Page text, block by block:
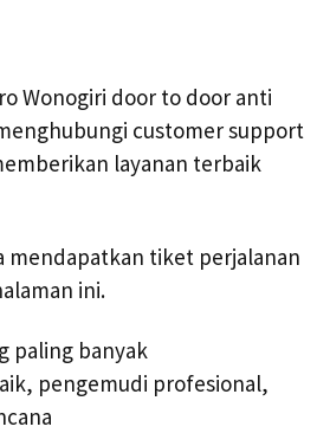
Wonogiri door to door anti
customer support
layanan terbaik
mendapatkan tiket perjalanan
ini.
paling banyak
pengemudi profesional,